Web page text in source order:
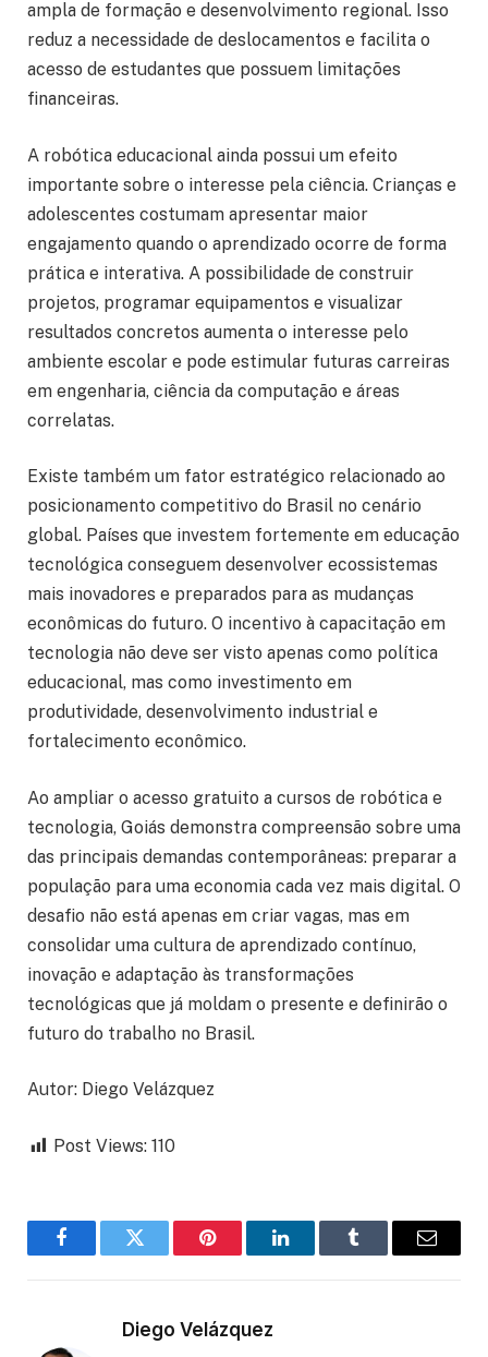
ampla de formação e desenvolvimento regional. Isso
reduz a necessidade de deslocamentos e facilita o
acesso de estudantes que possuem limitações
financeiras.
A robótica educacional ainda possui um efeito
importante sobre o interesse pela ciência. Crianças e
adolescentes costumam apresentar maior
engajamento quando o aprendizado ocorre de forma
prática e interativa. A possibilidade de construir
projetos, programar equipamentos e visualizar
resultados concretos aumenta o interesse pelo
ambiente escolar e pode estimular futuras carreiras
em engenharia, ciência da computação e áreas
correlatas.
Existe também um fator estratégico relacionado ao
posicionamento competitivo do Brasil no cenário
global. Países que investem fortemente em educação
tecnológica conseguem desenvolver ecossistemas
mais inovadores e preparados para as mudanças
econômicas do futuro. O incentivo à capacitação em
tecnologia não deve ser visto apenas como política
educacional, mas como investimento em
produtividade, desenvolvimento industrial e
fortalecimento econômico.
Ao ampliar o acesso gratuito a cursos de robótica e
tecnologia, Goiás demonstra compreensão sobre uma
das principais demandas contemporâneas: preparar a
população para uma economia cada vez mais digital. O
desafio não está apenas em criar vagas, mas em
consolidar uma cultura de aprendizado contínuo,
inovação e adaptação às transformações
tecnológicas que já moldam o presente e definirão o
futuro do trabalho no Brasil.
Autor: Diego Velázquez
Post Views: 110
FacebookTwitter Pinterest LinkedInTumblr Email
Diego Velázquez